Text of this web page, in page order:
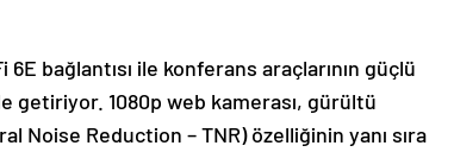
bağlantısı ile konferans araçlarının güçlü
getiriyor. 1080p web kamerası, gürültü
Noise Reduction – TNR) özelliğinin yanı sıra